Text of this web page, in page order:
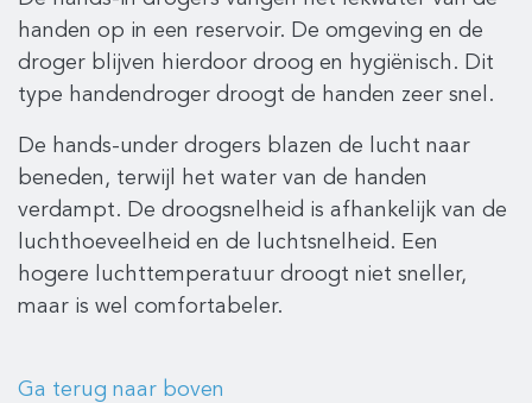
handen op in een reservoir. De omgeving en de
droger blijven hierdoor droog en hygiënisch. Dit
type handendroger droogt de handen zeer snel.
De hands-under drogers blazen de lucht naar
beneden, terwijl het water van de handen
verdampt. De droogsnelheid is afhankelijk van de
luchthoeveelheid en de luchtsnelheid. Een
hogere luchttemperatuur droogt niet sneller,
maar is wel comfortabeler.
Ga terug naar boven